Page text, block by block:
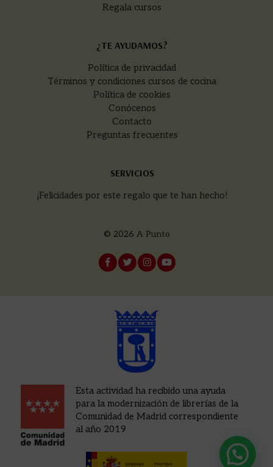
Regala cursos
¿TE AYUDAMOS?
Política de privacidad
Términos y condiciones cursos de cocina
Política de cookies
Conócenos
Contacto
Preguntas frecuentes
SERVICIOS
¡Felicidades por este regalo que te han hecho!
© 2026 A Punto
Esta actividad ha recibido una ayuda
para la modernización de librerías de la
Comunidad de Madrid correspondiente
al año 2019